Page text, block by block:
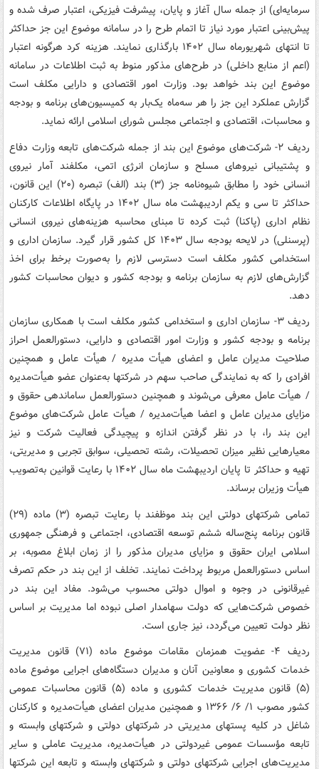
سرمایه‌ای) از جمله سال آغاز و پایان، پیشرفت فیزیکی، اعتبار صرف شده و
پیش‌بینی اعتبار مورد نیاز تا اتمام طرح را در سامانه موضوع این جز حداکثر
تا انتهای شهریورماه سال ۱۴۰۲ بارگذاری نمایند. هزینه کرد هرگونه اعتبار
(اعم از منابع داخلی) در طرح‌های مذکور منوط به ثبت اطلاعات در سامانه
موضوع این بند خواهد بود. وزارت امور اقتصادی و دارایی مکلف است
گزارش عملکرد این جز را هر سه‌ماه یک‌بار به کمیسیون‌های برنامه و بودجه
و محاسبات، اقتصادی و اجتماعی مجلس شورای اسلامی ارائه نماید.
ردیف ۲- شرکت‌های موضوع این بند از جمله شرکت‌های تابعه وزارت دفاع
و پشتیبانی نیروهای مسلح و سازمان انرژی اتمی، مکلفند آمار نیروی
انسانی خود را مطابق شیوه‌نامه جز (۳) بند (الف) تبصره (۲۰) این قانون،
حداکثر تا سی و یکم اردیبهشت ماه سال ۱۴۰۲ در پایگاه اطلاعات کارکنان
نظام اداری (پاکنا) ثبت کرده تا مبنای محاسبه هزینه‌های نیروی انسانی
(پرسنلی) در لایحه بودجه سال ۱۴۰۳ کل کشور قرار گیرد. سازمان اداری و
استخدامی کشور مکلف است دسترسی لازم را به‌صورت برخط برای اخذ
گزارش‌های لازم به سازمان برنامه و بودجه کشور و دیوان محاسبات کشور
دهد.
ردیف ۳- سازمان اداری و استخدامی کشور مکلف است با همکاری سازمان
برنامه و بودجه کشور و وزارت امور اقتصادی و دارایی، دستورالعمل احراز
صلاحیت مدیران عامل و اعضای هیأت مدیره / هیأت عامل و همچنین
افرادی را که به نمایندگی صاحب سهم در شرکتها به‌عنوان عضو هیأت‌مدیره
/ هیأت عامل معرفی می‌شوند و همچنین دستورالعمل ساماندهی حقوق و
مزایای مدیران عامل و اعضا هیأت‌مدیره / هیأت عامل شرکت‌های موضوع
این بند را، با در نظر گرفتن اندازه و پیچیدگی فعالیت شرکت و نیز
معیارهایی نظیر میزان تحصیلات، رشته تحصیلی، سوابق تجربی و مدیریتی،
تهیه و حداکثر تا پایان اردیبهشت ماه سال ۱۴۰۲ با رعایت قوانین به‌تصویب
هیأت وزیران برساند.
تمامی شرکتهای دولتی این بند موظفند با رعایت تبصره (۳) ماده (۲۹)
قانون برنامه پنج‌ساله ششم توسعه اقتصادی، اجتماعی و فرهنگی جمهوری
اسلامی ایران حقوق و مزایای مدیران مذکور را از زمان ابلاغ مصوبه، بر
اساس دستورالعمل مربوط پرداخت نمایند. تخلف از این بند در حکم تصرف
غیرقانونی در وجوه و اموال دولتی محسوب می‌شود. مفاد این بند در
خصوص شرکت‌هایی که دولت سهامدار اصلی نبوده اما مدیریت بر اساس
نظر دولت تعیین می‌گردد، نیز جاری است.
ردیف ۴- عضویت همزمان مقامات موضوع ماده (۷۱) قانون مدیریت
خدمات کشوری و معاونین آنان و مدیران دستگاه‌های اجرایی موضوع ماده
(۵) قانون مدیریت خدمات کشوری و ماده (۵) قانون محاسبات عمومی
کشور مصوب ۱/ ۶/ ۱۳۶۶ و همچنین مدیران اعضای هیأت‌مدیره و کارکنان
شاغل در کلیه پستهای مدیریتی در شرکتهای دولتی و شرکتهای وابسته و
تابعه مؤسسات عمومی غیردولتی در هیأت‌مدیره، مدیریت عاملی و سایر
مدیریت‌های اجرایی شرکتهای دولتی و شرکتهای وابسته و تابعه این شرکتها